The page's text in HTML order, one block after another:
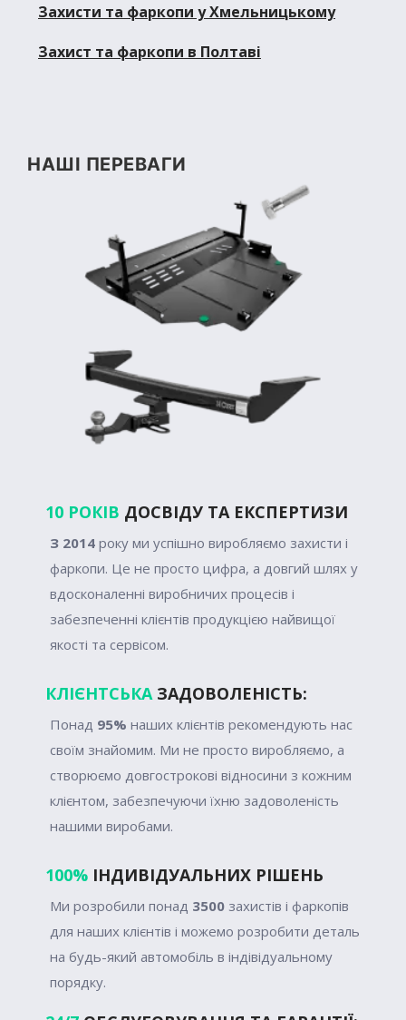
Захисти та фаркопи у Хмельницькому
Захист та фаркопи в Полтаві
НАШІ ПЕРЕВАГИ
10 РОКІВ ДОСВІДУ ТА ЕКСПЕРТИЗИ
З 2014 року ми успішно виробляємо захисти і
фаркопи. Це не просто цифра, а довгий шлях у
вдосконаленні виробничих процесів і
забезпеченні клієнтів продукцією найвищої
якості та сервісом.
КЛІЄНТСЬКАЗАДОВОЛЕНІСТЬ:
Понад 95% наших клієнтів рекомендують нас
своїм знайомим. Ми не просто виробляємо, а
створюємо довгострокові відносини з кожним
клієнтом, забезпечуючи їхню задоволеність
нашими виробами.
100% ІНДИВІДУАЛЬНИХ РІШЕНЬ
Ми розробили понад 3500 захистів і фаркопів
для наших клієнтів і можемо розробити деталь
на будь-який автомобіль в індівідуальному
порядку.